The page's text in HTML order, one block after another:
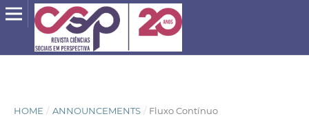
HOME / ANNOUNCEMENTS / Fluxo Contínuo